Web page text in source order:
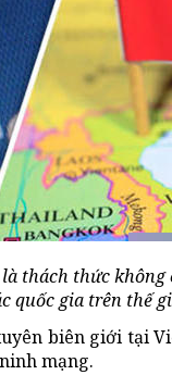
thách thức
quốc gia trên thế
biên giới tại
mạng.